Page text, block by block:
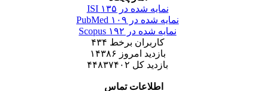
۱۳۵
۱۰۹
۱۹۲
کاربران برخط۴۳۴
۱۴۳۸۶
۴۴۸۳۷۴۰۲